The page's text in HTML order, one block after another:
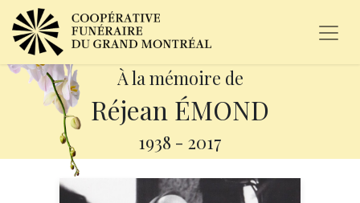
À la mémoire de
Réjean ÉMOND
1938 - 2017